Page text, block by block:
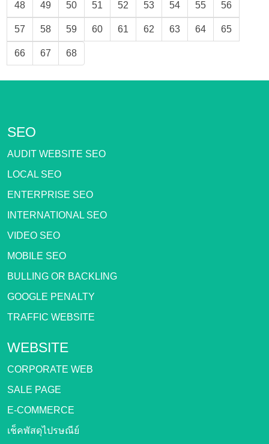
48 49 50 51 52 53 54 55 56
57 58 59 60 61 62 63 64 65
66 67 68
SEO
AUDIT WEBSITE SEO
LOCAL SEO
ENTERPRISE SEO
INTERNATIONAL SEO
VIDEO SEO
MOBILE SEO
BULLING OR BACKLING
GOOGLE PENALTY
TRAFFIC WEBSITE
WEBSITE
CORPORATE WEB
SALE PAGE
E-COMMERCE
เช็คพัสดุไปรษณีย์